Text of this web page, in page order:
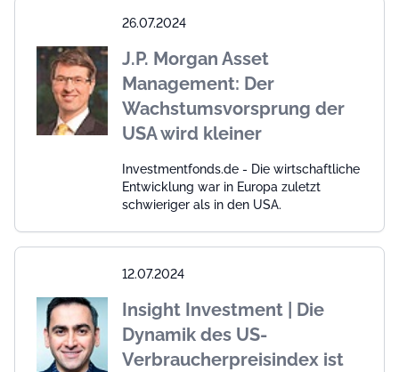
26.07.2024
J.P. Morgan Asset
Management: Der
Wachstumsvorsprung der
USA wird kleiner
Investmentfonds.de - Die wirtschaftliche
Entwicklung war in Europa zuletzt
schwieriger als in den USA.
12.07.2024
Insight Investment | Die
Dynamik des US-
Verbraucherpreisindex ist